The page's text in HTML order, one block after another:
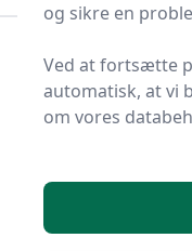
Forside Bolig og
Sidebordet, et
blevet en integreret
og sikre en
Ved at fortsætte
automatisk, at vi
om vores